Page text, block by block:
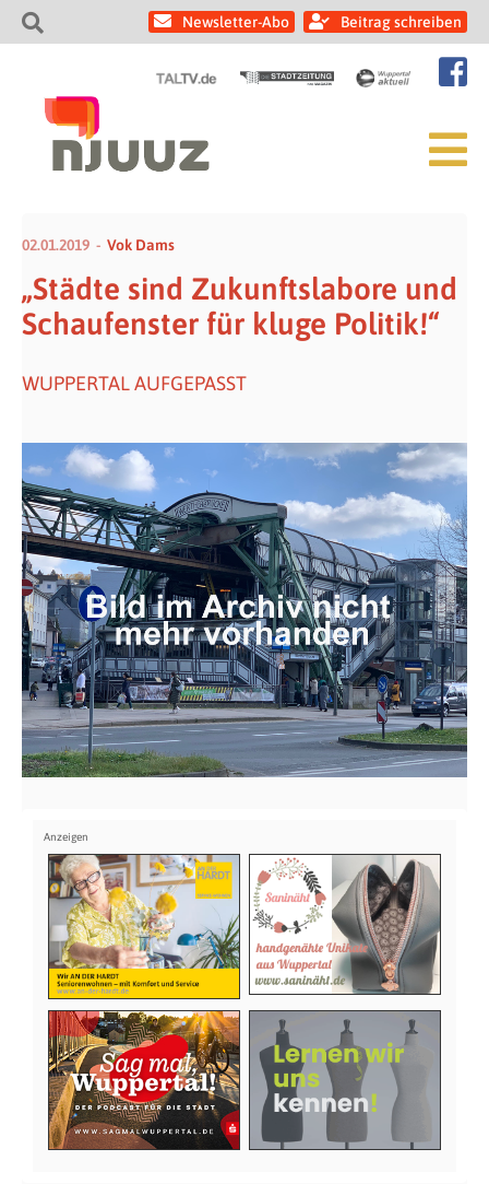
Newsletter-Abo Beitrag schreiben
02.01.2019 Vok Dams
„Städte sind Zukunftslabore und
Schaufenster für kluge Politik!“
WUPPERTAL AUFGEPASST